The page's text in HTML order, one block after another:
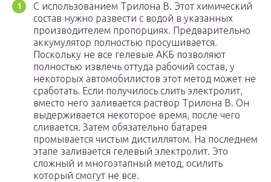
С использованием Трилона В. Этот химический
состав нужно развести с водой в указанных
производителем пропорциях. Предварительно
аккумулятор полностью просушивается.
Поскольку не все гелевые АКБ позволяют
полностью извлечь оттуда рабочий состав, у
некоторых автомобилистов этот метод может не
сработать. Если получилось слить электролит,
вместо него заливается раствор Трилона В. Он
выдерживается некоторое время, после чего
сливается. Затем обязательно батарея
промывается чистым дистиллятом. На последнем
этапе заливается гелевый электролит. Это
сложный и многоэтапный метод, осилить
который смогут не все.